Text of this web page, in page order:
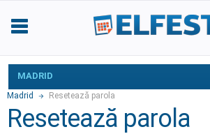
MADRID
Madrid Resetează parola
Resetează parola